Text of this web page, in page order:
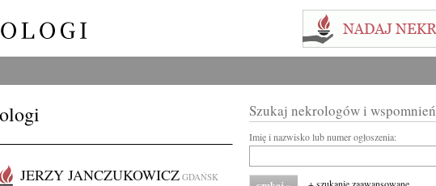
JERZY JANCZUKOWICZ GDAŃSK
Szukaj nekrologów i wspomnień
Imię i nazwisko lub numer ogłoszenia:
+ szukanie zaawansowane